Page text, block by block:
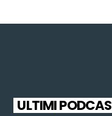
ULTIMI